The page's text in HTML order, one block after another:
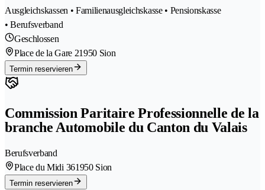
Ausgleichskassen • Familienausgleichskasse • Pensionskasse
• Berufsverband
Geschlossen
Place de la Gare 21950 Sion
Termin reservieren
Commission Paritaire Professionnelle de la
branche Automobile du Canton du Valais
Berufsverband
Place du Midi 361950 Sion
Termin reservieren